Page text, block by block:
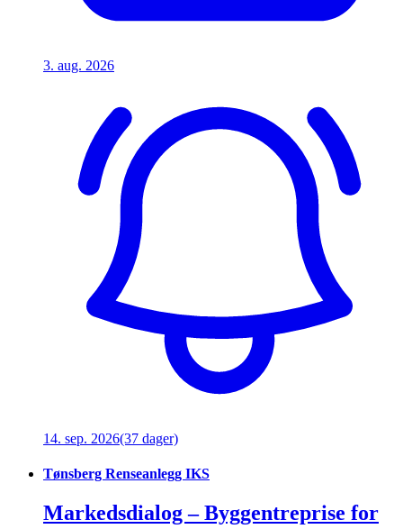
3. aug. 2026
14. sep. 2026(37 dager)
Tønsberg Renseanlegg IKS
Markedsdialog – Byggentreprise for